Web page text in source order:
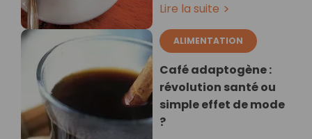
Lire la suite
ALIMENTATION
Café adaptogène :
révolution santé ou
simple effet de mode
?